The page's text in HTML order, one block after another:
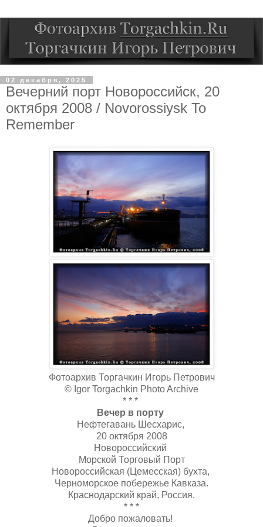
02 декабря, 2025
Вечерний порт Новороссийск, 20
октября 2008 / Novorossiysk To
Remember
Фотоархив Торгачкин Игорь Петрович
© Igor Torgachkin Photo Archive
* * *
Вечер в порту
Нефтегавань Шесхарис,
20 октября 2008
Новороссийский
Морской Торговый Порт
Новороссийская (Цемесская) бухта,
Черноморское побережье Кавказа.
Краснодарский край, Россия.
* * *
Добро пожаловать!